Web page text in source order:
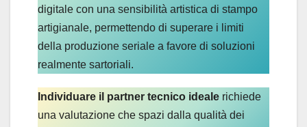
digitale con una sensibilità artistica di stampo
artigianale, permettendo di superare i limiti
della produzione seriale a favore di soluzioni
realmente sartoriali.
Individuare il partner tecnico ideale richiede
una valutazione che spazi dalla qualità dei